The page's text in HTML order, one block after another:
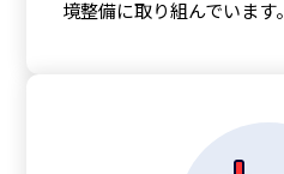
境整備に取り組んでいます。